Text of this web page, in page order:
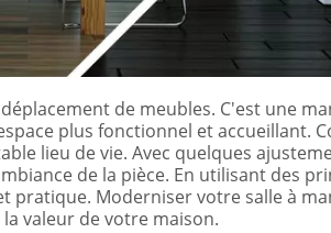
de meubles. C'est une
plus fonctionnel et accueillant.
lieu de vie. Avec quelques
de la pièce. En utilisant des
pratique. Moderniser votre salle à
valeur de votre maison.